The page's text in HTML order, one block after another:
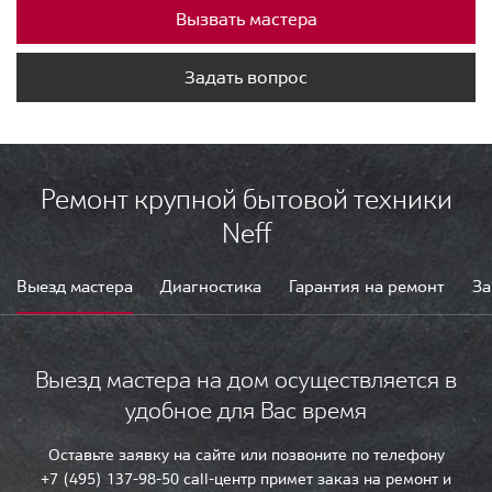
Вызвать мастера
Задать вопрос
Ремонт крупной бытовой техники
Neff
Выезд мастера Диагностика Гарантия на ремонт
Выезд мастера на дом осуществляется в
удобное для Вас время
Оставьте заявку на сайте или позвоните по телефону
+7 (495) 137-98-50 call-центр примет заказ на ремонт и